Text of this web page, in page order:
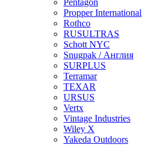
Pentagon
Propper International
Rothco
RUSULTRAS
Schott NYC
Snugpak / Англия
SURPLUS
Terramar
TEXAR
URSUS
Vertx
Vintage Industries
Wiley X
Yakeda Outdoors